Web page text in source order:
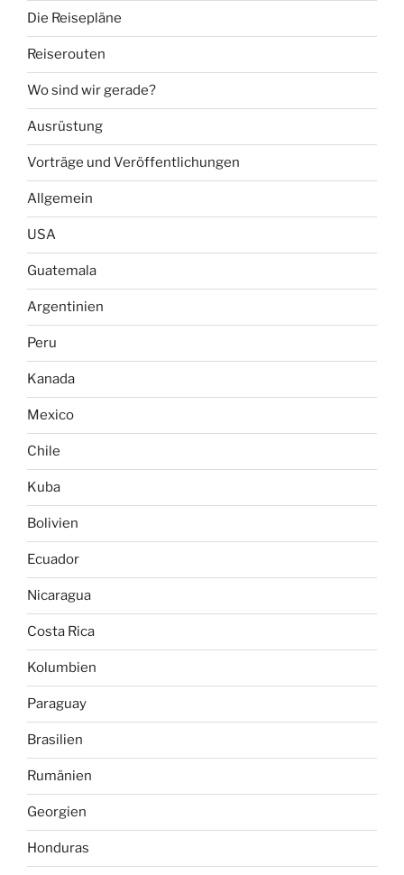
Die Reisepläne
Reiserouten
Wo sind wir gerade?
Ausrüstung
Vorträge und Veröffentlichungen
Allgemein
USA
Guatemala
Argentinien
Peru
Kanada
Mexico
Chile
Kuba
Bolivien
Ecuador
Nicaragua
Costa Rica
Kolumbien
Paraguay
Brasilien
Rumänien
Georgien
Honduras